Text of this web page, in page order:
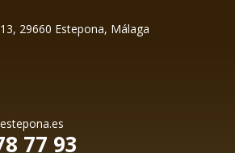
29660 Estepona, Málaga
77 93